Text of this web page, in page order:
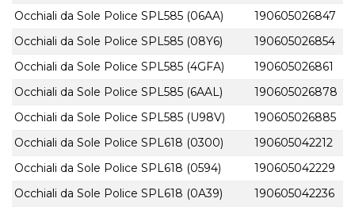
Occhiali da Sole Police SPL585 (06AA)
190605026847
Occhiali da Sole Police SPL585 (08Y6)
190605026854
Occhiali da Sole Police SPL585 (4GFA)
190605026861
Occhiali da Sole Police SPL585 (6AAL)
190605026878
Occhiali da Sole Police SPL585 (U98V)
190605026885
Occhiali da Sole Police SPL618 (0300)
190605042212
Occhiali da Sole Police SPL618 (0594)
190605042229
Occhiali da Sole Police SPL618 (0A39)
190605042236